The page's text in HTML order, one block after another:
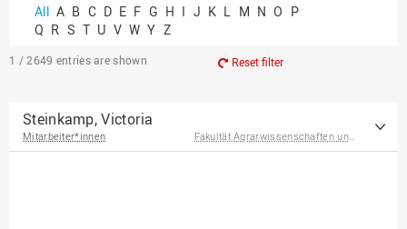
Chancengerechtigkeit
eLearning Competence
EU-Büro
Fakultät
Agrarwissenschaften und
Professor*innen im
All A B C D E F G H I J K L M N O P
Q R S T U V W Y Z
1 / 2649 entries are shown Reset filter
Steinkamp, Victoria
Mitarbeiter*innen Fakultät Agrarwissenschaften und Landschaftsarchitektur